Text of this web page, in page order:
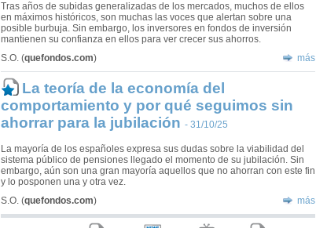
Tras años de subidas generalizadas de los mercados, muchos de ellos
en máximos históricos, son muchas las voces que alertan sobre una
posible burbuja. Sin embargo, los inversores en fondos de inversión
mantienen su confianza en ellos para ver crecer sus ahorros.
S.O. (quefondos.com) más
La teoría de la economía del
comportamiento y por qué seguimos sin
ahorrar para la jubilación - 31/10/25
La mayoría de los españoles expresa sus dudas sobre la viabilidad del
sistema público de pensiones llegado el momento de su jubilación. Sin
embargo, aún son una gran mayoría aquellos que no ahorran con este fin
y lo posponen una y otra vez.
S.O. (quefondos.com) más